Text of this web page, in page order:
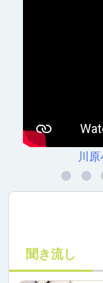
川
聞き流し